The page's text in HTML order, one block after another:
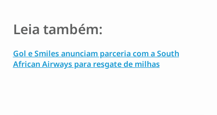
Leia também:
Gol e Smiles anunciam parceria com a South
African Airways para resgate de milhas